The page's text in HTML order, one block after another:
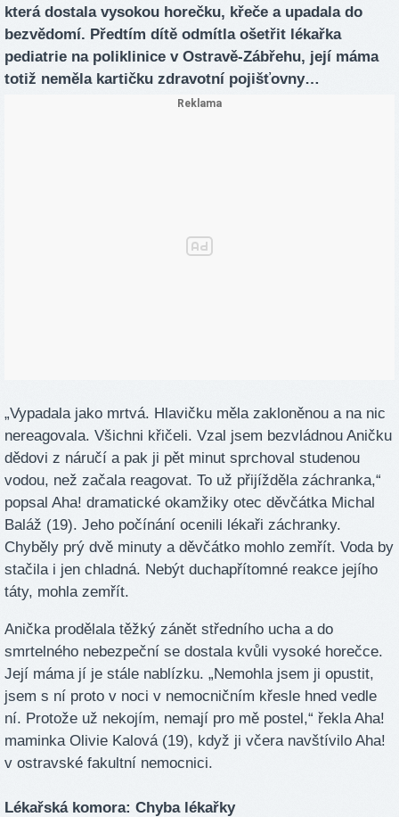
která dostala vysokou horečku, křeče a upadala do
bezvědomí. Předtím dítě odmítla ošetřit lékařka
pediatrie na poliklinice v Ostravě-Zábřehu, její máma
totiž neměla kartičku zdravotní pojišťovny…
„Vypadala jako mrtvá. Hlavičku měla zakloněnou a na nic
nereagovala. Všichni křičeli. Vzal jsem bezvládnou Aničku
dědovi z náručí a pak ji pět minut sprchoval studenou
vodou, než začala reagovat. To už přijížděla záchranka,“
popsal Aha! dramatické okamžiky otec děvčátka Michal
Baláž (19). Jeho počínání ocenili lékaři záchranky.
Chyběly prý dvě minuty a děvčátko mohlo zemřít. Voda by
stačila i jen chladná. Nebýt duchapřítomné reakce jejího
táty, mohla zemřít.
Anička prodělala těžký zánět středního ucha a do
smrtelného nebezpeční se dostala kvůli vysoké horečce.
Její máma jí je stále nablízku. „Nemohla jsem ji opustit,
jsem s ní proto v noci v nemocničním křesle hned vedle
ní. Protože už nekojím, nemají pro mě postel,“ řekla Aha!
maminka Olivie Kalová (19), když ji včera navštívilo Aha!
v ostravské fakultní nemocnici.
Lékařská komora: Chyba lékařky